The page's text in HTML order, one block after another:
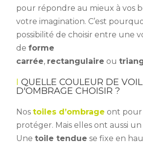
pour répondre au mieux à vos
votre imagination. C’est
possibilité de choisir entre une
de forme
carrée, rectangulaire ou
QUELLE COULEUR DE
D'OMBRAGE CHOISIR ?
Nos toiles d’ombrage ont pour
protéger. Mais elles ont aussi
Une toile tendue se fixe en